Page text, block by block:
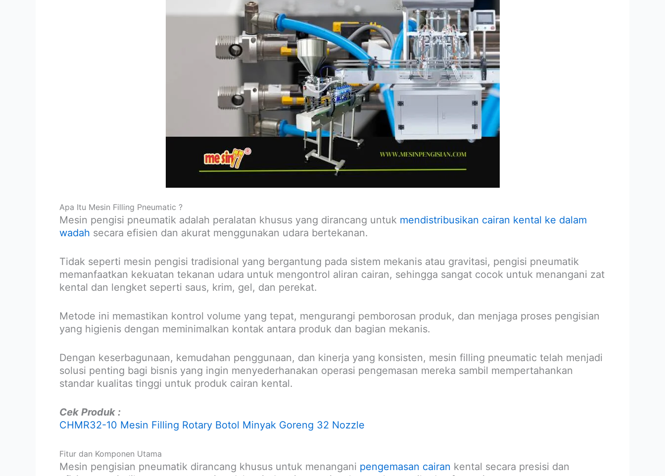
Apa Itu Mesin Filling Pneumatic ?
Mesin pengisi pneumatik adalah peralatan khusus yang dirancang untuk mendistribusikan cairan kental ke dalam
wadah secara efisien dan akurat menggunakan udara bertekanan.
Tidak seperti mesin pengisi tradisional yang bergantung pada sistem mekanis atau gravitasi, pengisi pneumatik
memanfaatkan kekuatan tekanan udara untuk mengontrol aliran cairan, sehingga sangat cocok untuk menangani zat
kental dan lengket seperti saus, krim, gel, dan perekat.
Metode ini memastikan kontrol volume yang tepat, mengurangi pemborosan produk, dan menjaga proses pengisian
yang higienis dengan meminimalkan kontak antara produk dan bagian mekanis.
Dengan keserbagunaan, kemudahan penggunaan, dan kinerja yang konsisten, mesin filling pneumatic telah menjadi
solusi penting bagi bisnis yang ingin menyederhanakan operasi pengemasan mereka sambil mempertahankan
standar kualitas tinggi untuk produk cairan kental.
Cek Produk :
CHMR32-10 Mesin Filling Rotary Botol Minyak Goreng 32 Nozzle
Fitur dan Komponen Utama
Mesin pengisian pneumatik dirancang khusus untuk menangani pengemasan cairan kental secara presisi dan